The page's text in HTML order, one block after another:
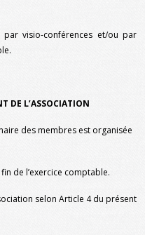
visio-conférences et/ou par
DE L’ASSOCIATION
des membres est organisée
de l’exercice comptable.
selon Article 4 du présent